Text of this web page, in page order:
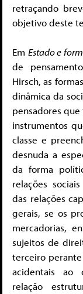
retraçando
objetivo deste
Em Estado e
de
Hirsch, as
dinâmica da
pensadores
instrumentos
classe e
desnuda a
da forma
relações
das relações
gerais, se os
mercadorias,
sujeitos de
terceiro perante
acidentais ao
relação